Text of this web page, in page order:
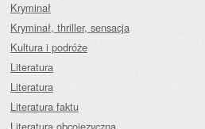
Kryminał
Kryminał, thriller, sensacja
Kultura i podróże
Literatura
Literatura
Literatura faktu